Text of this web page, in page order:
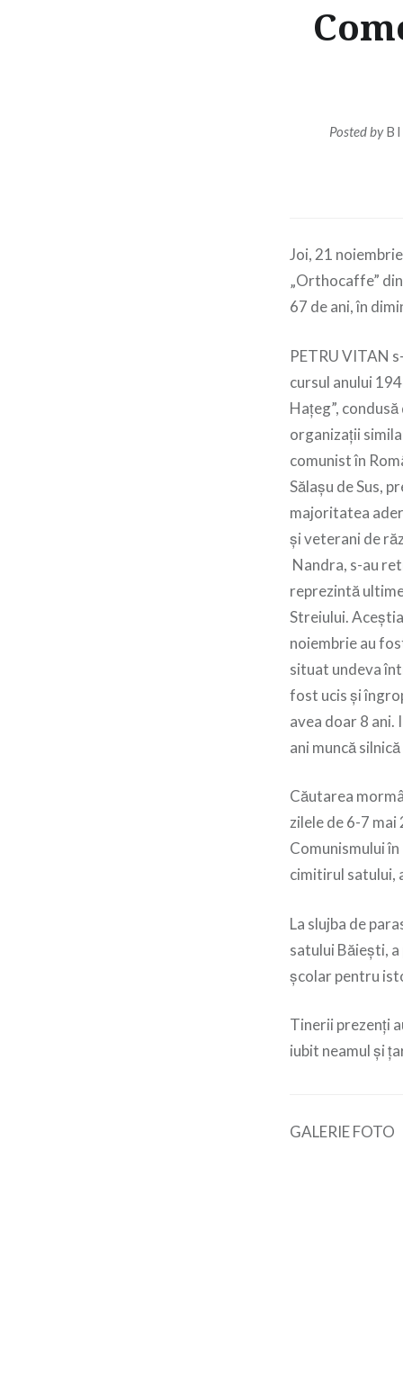
Posted by
Joi, 21
„Orthocaffe”
67 de ani, în
PETRU VITAN
cursul anului
Haţeg”,
organizaţii
comunist în
Sălaşu de Sus,
majoritatea
şi veterani de
Nandra, s-au
reprezintă
Streiului.
noiembrie au
situat undeva
fost ucis și
avea doar 8
ani muncă
Căutarea
zilele de 6-7
Comunismului
cimitirul satului,
La slujba de
satului Băiești,
școlar pentru
Tinerii prezenți
iubit neamul și
GALERIE FOTO